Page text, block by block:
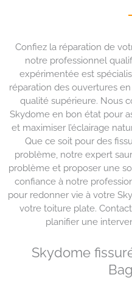
Confiez la réparation de
notre professionnel
expérimentée est
réparation des ouvertures
qualité supérieure. Nous
Skydome en bon état pour
et maximiser l’éclairage
Que ce soit pour des
problème, notre expert
problème et proposer une
confiance à notre
pour redonner vie à votre
votre toiture plate.
planifier une
Skydome